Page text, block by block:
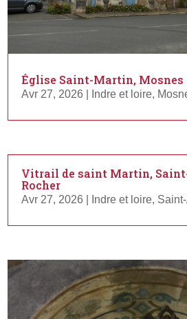
Église Saint-Martin, Mosnes
Avr 27, 2026 Indre et loire,
Vitrail de saint Martin,
Rocher
Avr 27, 2026 Indre et loire,